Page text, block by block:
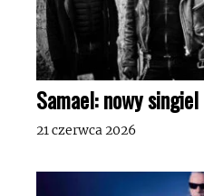
Samael: nowy
21 czerwca 2026